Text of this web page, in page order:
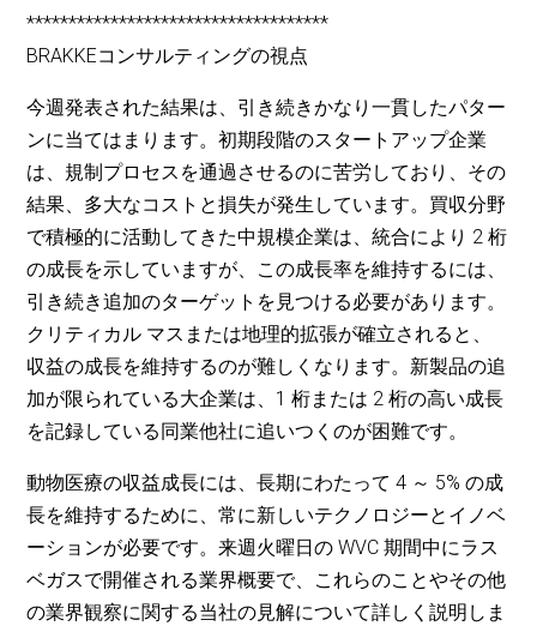
************************************
BRAKKEコンサルティングの視点
今週発表された結果は、引き続きかなり一貫したパター
ンに当てはまります。初期段階のスタートアップ企業
は、規制プロセスを通過させるのに苦労しており、その
結果、多大なコストと損失が発生しています。買収分野
で積極的に活動してきた中規模企業は、統合により 2 桁
の成長を示していますが、この成長率を維持するには、
引き続き追加のターゲットを見つける必要があります。
クリティカル マスまたは地理的拡張が確立されると、
収益の成長を維持するのが難しくなります。新製品の追
加が限られている大企業は、1 桁または 2 桁の高い成長
を記録している同業他社に追いつくのが困難です。
動物医療の収益成長には、長期にわたって 4 ～ 5% の成
長を維持するために、常に新しいテクノロジーとイノベ
ーションが必要です。来週火曜日の WVC 期間中にラス
ベガスで開催される業界概要で、これらのことやその他
の業界観察に関する当社の見解について詳しく説明しま